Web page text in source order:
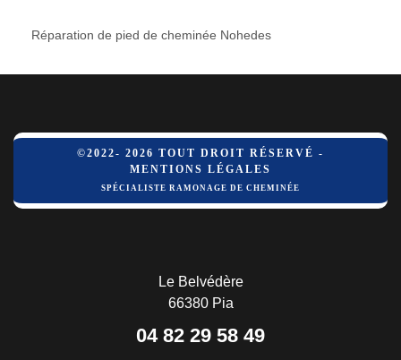
Réparation de pied de cheminée Nohedes
©2022- 2026 TOUT DROIT RÉSERVÉ -
MENTIONS LÉGALES
SPÉCIALISTE RAMONAGE DE CHEMINÉE
Le Belvédère
66380 Pia
04 82 29 58 49